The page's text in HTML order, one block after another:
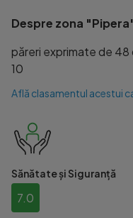
Despre zona
păreri exprimate de 48
10
Află clasamentul acestui
Sănătate și Siguranță
7.0